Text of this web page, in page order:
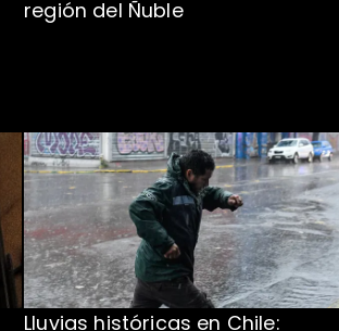
región del Ñuble
Lluvias históricas en Chile: